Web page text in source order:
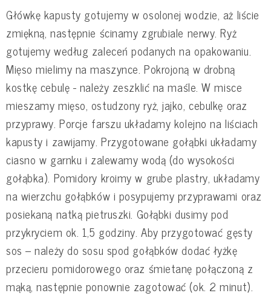
Główkę kapusty gotujemy w osolonej wodzie, aż liście
zmiękną, następnie ścinamy zgrubiale nerwy. Ryż
gotujemy według zaleceń podanych na opakowaniu.
Mięso mielimy na maszynce. Pokrojoną w drobną
kostkę cebulę - należy zeszklić na maśle. W misce
mieszamy mięso, ostudzony ryż, jajko, cebulkę oraz
przyprawy. Porcje farszu układamy kolejno na liściach
kapusty i zawijamy. Przygotowane gołąbki układamy
ciasno w garnku i zalewamy wodą (do wysokości
gołąbka). Pomidory kroimy w grube plastry, układamy
na wierzchu gołąbków i posypujemy przyprawami oraz
posiekaną natką pietruszki. Gołąbki dusimy pod
przykryciem ok. 1,5 godziny. Aby przygotować gęsty
sos – należy do sosu spod gołąbków dodać łyżkę
przecieru pomidorowego oraz śmietanę połączoną z
mąką, następnie ponownie zagotować (ok. 2 minut).